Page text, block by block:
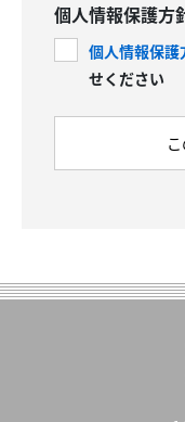
個人情報保護方
個人情報保護
せください